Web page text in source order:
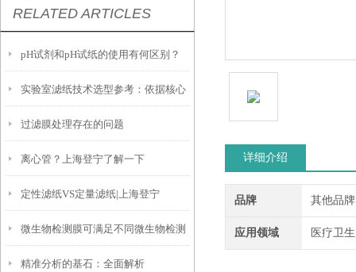
RELATED ARTICLES
pH试剂和pH试纸的使用有何区别？
实验室滤纸技术选型参考：依据核心
参数匹配实验需求
过滤膜处理存在的问题
离心管？上海登宁了解一下
定性滤纸VS定量滤纸|上海登宁
微生物检测膜可满足不同微生物检测
要求
精准分析的基石：全面解析
详细介绍
品牌 其他品牌
应用领域 医疗卫